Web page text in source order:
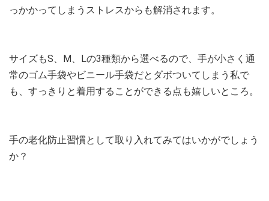
っかかってしまうストレスからも解消されます。
サイズもS、M、Lの3種類から選べるので、手が小さく通
常のゴム手袋やビニール手袋だとダボついてしまう私で
も、すっきりと着用することができる点も嬉しいところ。
手の老化防止習慣として取り入れてみてはいかがでしょう
か？